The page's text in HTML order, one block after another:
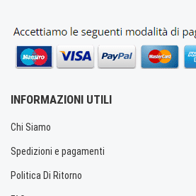
INFORMAZIONI UTILI
Chi Siamo
Spedizioni e pagamenti
Politica Di Ritorno